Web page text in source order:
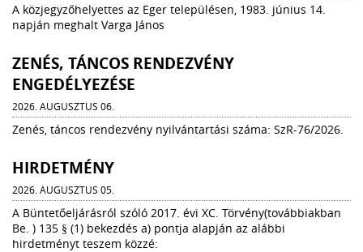
A közjegyzőhelyettes az Eger településen, 1983. június 14.
napján meghalt Varga János
ZENÉS, TÁNCOS RENDEZVÉNY
ENGEDÉLYEZÉSE
2026. AUGUSZTUS 06.
Zenés, táncos rendezvény nyilvántartási száma: SzR-76/2026.
HIRDETMÉNY
2026. AUGUSZTUS 05.
A Büntetőeljárásról szóló 2017. évi XC. Törvény(továbbiakban
Be. ) 135 § (1) bekezdés a) pontja alapján az alábbi
hirdetményt teszem közzé: